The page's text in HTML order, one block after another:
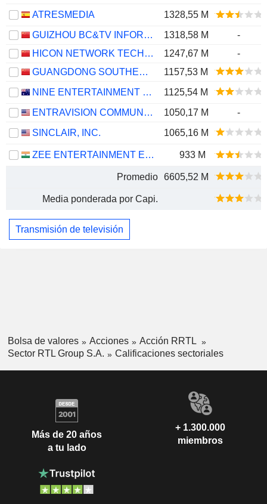
ATRESMEDIA
1328,55 M
GUIZHOU BC&TV INFORMATION NETWORK CO.,LTD
1318,58 M
-
HICON NETWORK TECHNOLOGY (SHANDONG) CO.,LTD.
1247,67 M
-
GUANGDONG SOUTHERN NEW MEDIA CO.,LTD.
1157,53 M
NINE ENTERTAINMENT CO. HOLDINGS LIMITED
1125,54 M
ENTRAVISION COMMUNICATIONS CORPORATION
1050,17 M
-
SINCLAIR, INC.
1065,16 M
ZEE ENTERTAINMENT ENTERPRISES LIMITED 933 M
Promedio 6605,52 M
Media ponderada por Capi.
Transmisión de televisión
Bolsa de valores Acciones
Acción RRTL
Sector RTL Group S.A.
Calificaciones sectoriales
Más de 20 años
a tu lado
+ 1.300.000
miembros